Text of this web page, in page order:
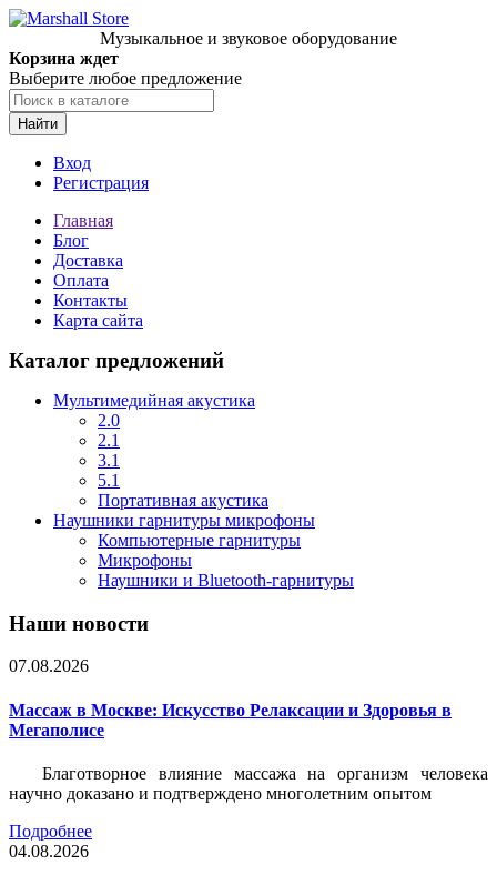
Музыкальное и звуковое оборудование
Корзина ждет
Выберите любое предложение
Найти
Вход
Регистрация
Главная
Блог
Доставка
Оплата
Контакты
Карта сайта
Каталог предложений
Мультимедийная акустика
2.0
2.1
3.1
5.1
Портативная акустика
Наушники гарнитуры микрофоны
Компьютерные гарнитуры
Микрофоны
Наушники и Bluetooth-гарнитуры
Наши новости
07.08.2026
Массаж в Москве: Искусство Релаксации и Здоровья в
Мегаполисе
Благотворное влияние массажа на организм человека
научно доказано и подтверждено многолетним опытом
Подробнее
04.08.2026